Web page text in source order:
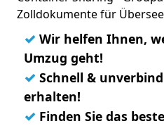
Zolldokumente für
✓ Wir helfen Ihnen,
Umzug geht!
✓ Schnell &
erhalten!
✓ Finden Sie das